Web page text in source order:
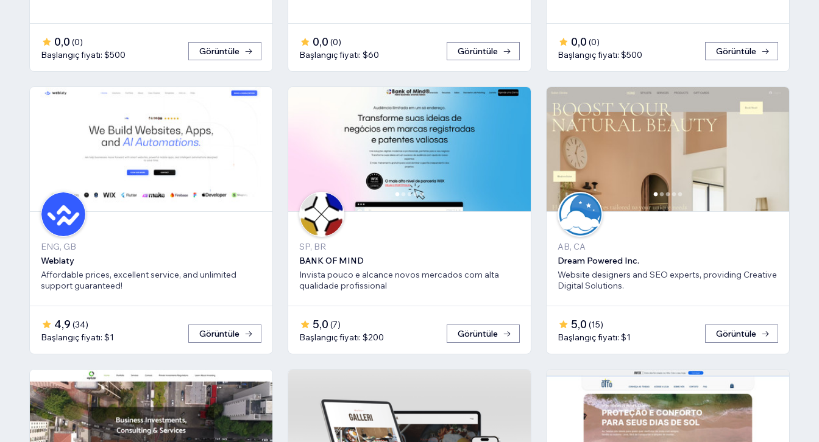
0,0 (0)
Başlangıç fiyatı: $500
Görüntüle
0,0 (0)
Başlangıç fiyatı: $60
Görüntüle
0,0 (0)
Başlangıç fiyatı: $500
Görüntüle
ENG, GB
Weblaty
Affordable prices, excellent service, and unlimited
support guaranteed!
4,9 (34)
Başlangıç fiyatı: $1
Görüntüle
SP, BR
BANK OF MIND
Invista pouco e alcance novos mercados com alta
qualidade profissional
5,0 (7)
Başlangıç fiyatı: $200
Görüntüle
AB, CA
Dream Powered Inc.
Website designers and SEO experts, providing Creative
Digital Solutions.
5,0 (15)
Başlangıç fiyatı: $1
Görüntüle